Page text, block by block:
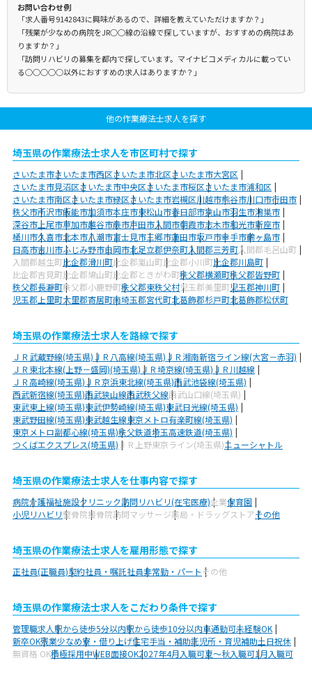
お問い合わせ例
「求人番号9142843に興味があるので、詳細を教えていただけますか？」
「残業が少なめの病院をJR○○線の沿線で探していますが、おすすめの病院はあ
りますか？」
「訪問リハビリの募集を都内で探しています。マイナビコメディカルに載ってい
る○○○○○以外におすすめの求人はありますか？」
他の作業療法士求人を探す
埼玉県の作業療法士求人を市区町村で探す
さいたま市さいたま市西区さいたま市北区さいたま市大宮区
さいたま市見沼区さいたま市中央区さいたま市桜区さいたま市浦和区
さいたま市南区さいたま市緑区さいたま市岩槻区川越市熊谷市川口市行田市
秩父市所沢市飯能市加須市本庄市東松山市春日部市狭山市羽生市鴻巣市
深谷市 上尾市草加市越谷市蕨市戸田市入間市朝霞市志木市和光市新座市
桶川市久喜市北本市八潮市富士見市三郷市蓮田市坂戸市幸手市鶴ヶ島市
日高市吉川市ふじみ野市白岡市北足立郡伊奈町入間郡三芳町入間郡毛呂山町
入間郡越生町比企郡滑川町比企郡嵐山町比企郡小川町比企郡川島町
比企郡吉見町比企郡鳩山町比企郡ときがわ町秩父郡横瀬町秩父郡皆野町
秩父郡長瀞町秩父郡小鹿野町秩父郡東秩父村児玉郡美里町児玉郡神川町
児玉郡上里町大里郡寄居町南埼玉郡宮代町北葛飾郡杉戸町北葛飾郡松伏町
埼玉県の作業療法士求人を路線で探す
ＪＲ武蔵野線(埼玉県)ＪＲ八高線(埼玉県)ＪＲ湘南新宿ライン線(大宮－赤羽)
ＪＲ東北本線(上野－盛岡)(埼玉県)ＪＲ埼京線(埼玉県)ＪＲ川越線
ＪＲ高崎線(埼玉県)ＪＲ京浜東北線(埼玉県)西武池袋線(埼玉県)
西武新宿線(埼玉県)西武狭山線西武秩父線西武山口線(埼玉県)
東武東上線(埼玉県)東武伊勢崎線(埼玉県)東武日光線(埼玉県)
東武野田線(埼玉県)東武越生線東京メトロ有楽町線(埼玉県)
東京メトロ副都心線(埼玉県)秩父鉄道埼玉高速鉄道(埼玉県)
つくばエクスプレス(埼玉県) ＪＲ上野東京ライン(埼玉県)ニューシャトル
埼玉県の作業療法士求人を仕事内容で探す
病院介護福祉施設クリニック訪問リハビリ(在宅医療)企業保育園
小児リハビリ整骨院接骨院訪問マッサージ薬局・ドラッグストアその他
埼玉県の作業療法士求人を雇用形態で探す
正社員(正職員)契約社員・嘱託社員非常勤・パートその他
埼玉県の作業療法士求人をこだわり条件で探す
管理職求人駅から徒歩5分以内駅から徒歩10分以内車通勤可未経験OK
新卒OK残業少なめ寮・借り上げ住宅手当・補助託児所・育児補助土日祝休
無資格 OK積極採用中WEB面接OK2027年4月入職可夏～秋入職可1月入職可